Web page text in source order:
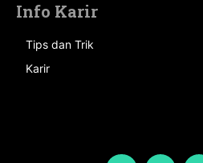
Info Karir
Tips dan Trik
Karir